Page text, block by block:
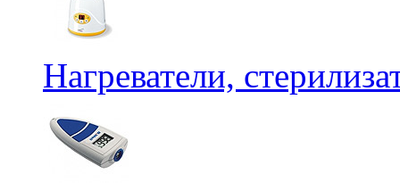
Нагреватели,